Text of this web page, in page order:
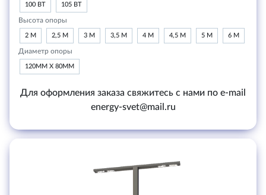
100 ВТ 105 ВТ
Высота опоры
2 М 2,5 М 3 М 3,5 М 4 М 4,5 М 5 М 6 М
Диаметр опоры
120ММ Х 80ММ
Для оформления заказа свяжитесь с нами по e-mail
energy-svet@mail.ru